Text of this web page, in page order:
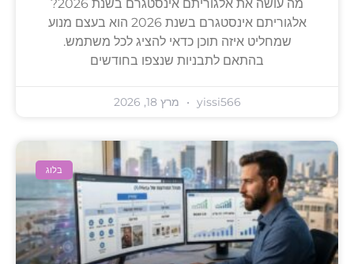
מה עושה את אלגוריתם אינסטגרם בשנת 2026?
אלגוריתם אינסטגרם בשנת 2026 הוא בעצם מנוע
שמחליט איזה תוכן כדאי להציג לכל משתמש.
בהתאם לתבניות שנצפו בחודשים
yissi566 מרץ 18, 2026
בלוג